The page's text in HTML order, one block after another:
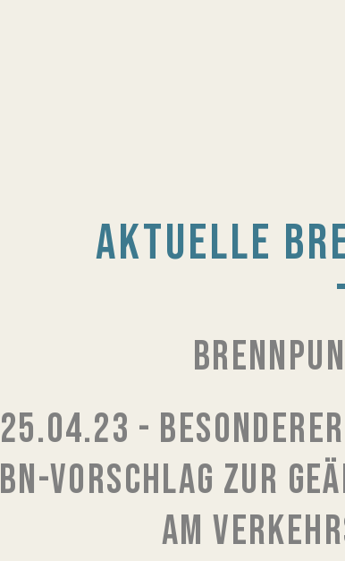
AKTUELLE
25.04.23 -
BN-VORSCHLAG ZUR
AM